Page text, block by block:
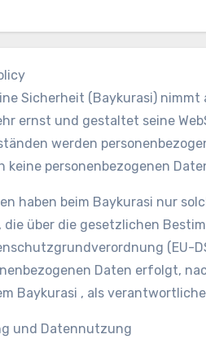
Sicherheit (Baykurasi)
ernst und gestaltet seine
werden
keine personenbezogenen
haben beim Baykurasi nur
über die gesetzlichen
(EU-
Daten erfolgt,
Baykurasi , als
und Datennutzung